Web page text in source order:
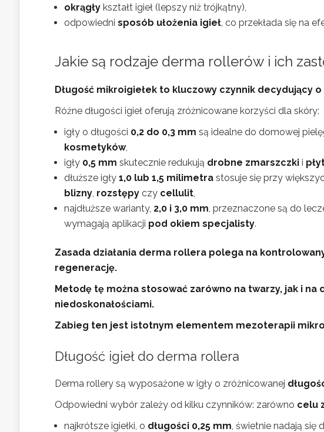
okrągły kształt igieł (lepszy niż trójkątny),
odpowiedni sposób ułożenia igieł, co przekłada się na
Jakie są rodzaje derma rollerów i ich
Długość mikroigiełek to kluczowy czynnik decydujący
Różne długości igieł oferują zróżnicowane korzyści dla skóry:
igły o długości 0,2 do 0,3 mm są idealne do domowej
kosmetyków,
igły 0,5 mm skutecznie redukują drobne zmarszczki i
dłuższe igły 1,0 lub 1,5 milimetra stosuje się przy
blizny, rozstępy czy cellulit,
najdłuższe warianty, 2,0 i 3,0 mm, przeznaczone są do
wymagają aplikacji pod okiem specjalisty.
Zasada działania derma rollera polega na
regenerację.
Metodę tę można stosować zarówno na twarzy, jak i na
niedoskonałościami.
Zabieg ten jest istotnym elementem mezoterapii
Długość igieł do derma rollera
Derma rollery są wyposażone w igły o zróżnicowanej
Odpowiedni wybór zależy od kilku czynników: zarówno celu
najkrótsze igiełki, o długości 0,25 mm, świetnie nadają się